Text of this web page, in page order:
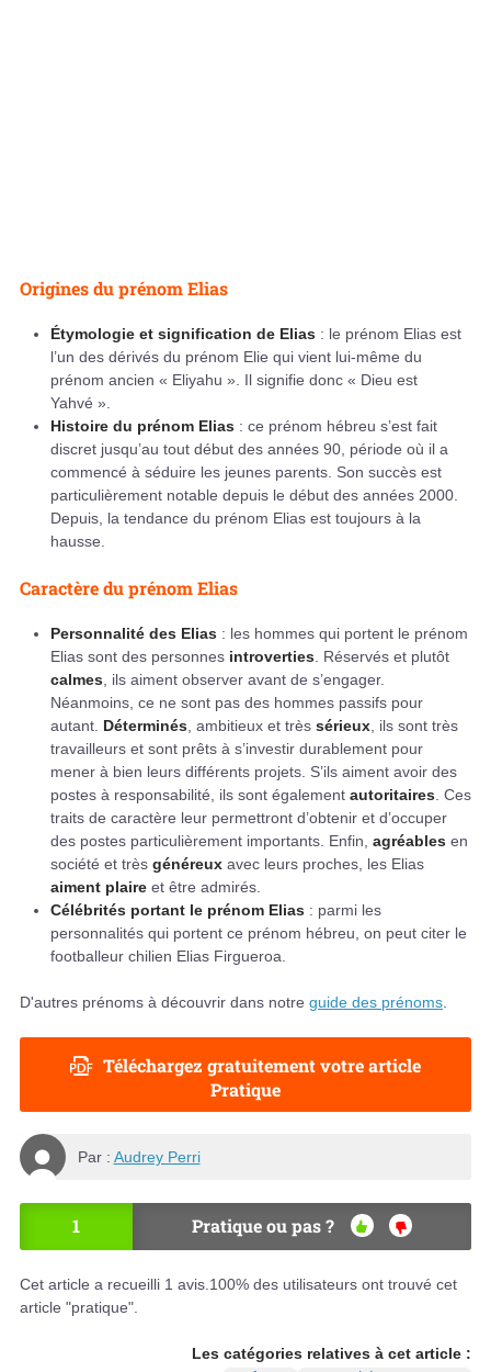
Origines du prénom Elias
Étymologie et signification de Elias : le prénom Elias est
l’un des dérivés du prénom Elie qui vient lui-même du
prénom ancien « Eliyahu ». Il signifie donc « Dieu est
Yahvé ».
Histoire du prénom Elias : ce prénom hébreu s’est fait
discret jusqu’au tout début des années 90, période où il a
commencé à séduire les jeunes parents. Son succès est
particulièrement notable depuis le début des années 2000.
Depuis, la tendance du prénom Elias est toujours à la
hausse.
Caractère du prénom Elias
Personnalité des Elias : les hommes qui portent le prénom
Elias sont des personnes introverties . Réservés et plutôt
calmes , ils aiment observer avant de s’engager.
Néanmoins, ce ne sont pas des hommes passifs pour
autant. Déterminés , ambitieux et très sérieux , ils sont très
travailleurs et sont prêts à s’investir durablement pour
mener à bien leurs différents projets. S’ils aiment avoir des
postes à responsabilité, ils sont également autoritaires . Ces
traits de caractère leur permettront d’obtenir et d’occuper
des postes particulièrement importants. Enfin, agréables en
société et très généreux avec leurs proches, les Elias
aiment plaire et être admirés.
Célébrités portant le prénom Elias : parmi les
personnalités qui portent ce prénom hébreu, on peut citer le
footballeur chilien Elias Firgueroa.
D'autres prénoms à découvrir dans notre guide des prénoms
Téléchargez gratuitement votre article
Pratique
Par : Audrey Perri
1 Pratique ou pas ?
OU
NO
N
Cet article a recueilli 1 avis. 100% des utilisateurs ont trouvé cet
article "pratique".
Les catégories relatives à cet article :